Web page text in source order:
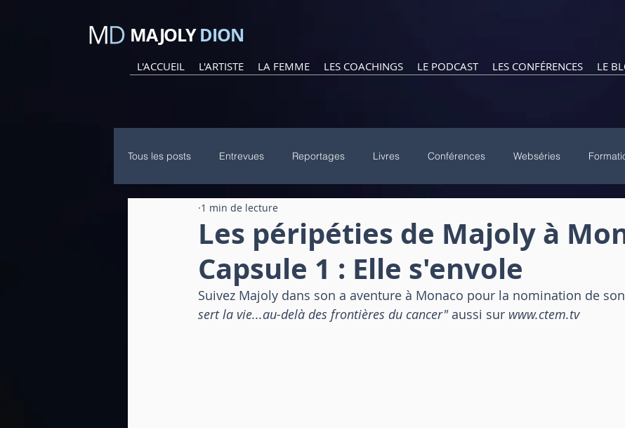
MAJOLY DION
L'ACCUEIL L'ARTISTE LA FEMME LES COACHINGS LE PODCAST LES CONFÉRENCES LE
Tous les posts Entrevues Reportages Livres Conférences Webséries
Billet et article Podcast
Les péripéties de Majoly à
Capsule 1 : Elle s'envole
1 min de lecture
Suivez Majoly dans son a aventure à Monaco pour la nomination de
sert la vie...au-delà des frontières du cancer" aussi sur www.ctem.tv